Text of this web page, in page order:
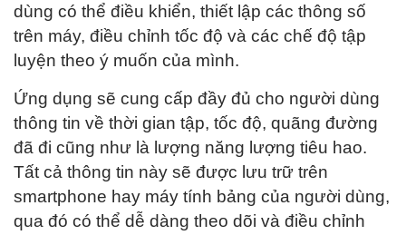
dùng có thể điều khiển, thiết lập các thông số
trên máy, điều chỉnh tốc độ và các chế độ tập
luyện theo ý muốn của mình.
Ứng dụng sẽ cung cấp đầy đủ cho người dùng
thông tin về thời gian tập, tốc độ, quãng đường
đã đi cũng như là lượng năng lượng tiêu hao.
Tất cả thông tin này sẽ được lưu trữ trên
smartphone hay máy tính bảng của người dùng,
qua đó có thể dễ dàng theo dõi và điều chỉnh